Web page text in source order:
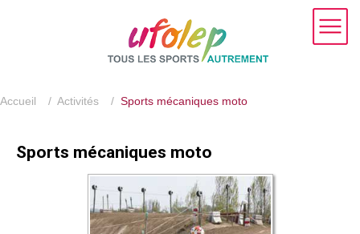
Accueil / Activités / Sports mécaniques moto
Sports mécaniques moto